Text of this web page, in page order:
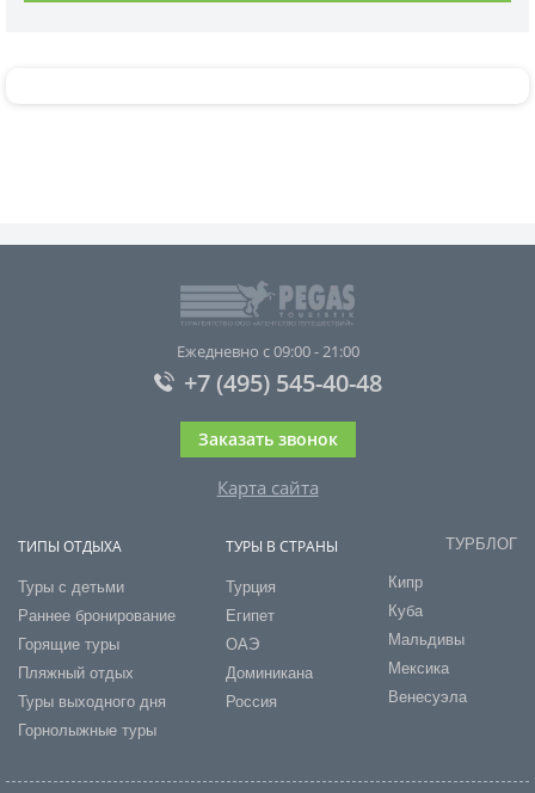
Ежедневно с 09:00 - 21:00
+7 (495) 545-40-48
Заказать звонок
Карта сайта
ТИПЫ ОТДЫХА
Туры с детьми
Раннее бронирование
Горящие туры
Пляжный отдых
Туры выходного дня
Горнолыжные туры
ТУРЫ В СТРАНЫ
Турция
Египет
ОАЭ
Доминикана
Россия
ТУРБЛОГ
Кипр
Куба
Мальдивы
Мексика
Венесуэла